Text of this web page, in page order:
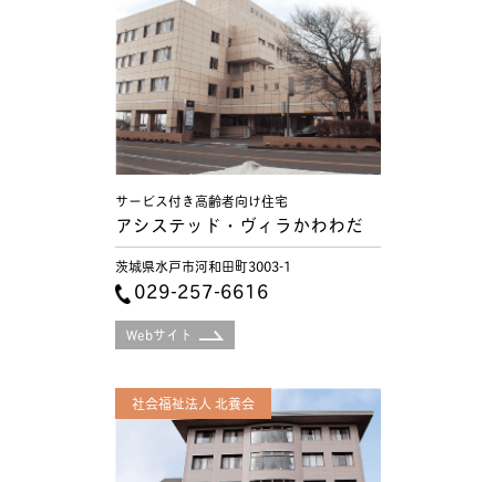
サービス付き高齢者向け住宅
アシステッド・ヴィラかわわだ
茨城県水戸市河和田町3003-1
029-257-6616
Webサイト
社会福祉法人 北養会